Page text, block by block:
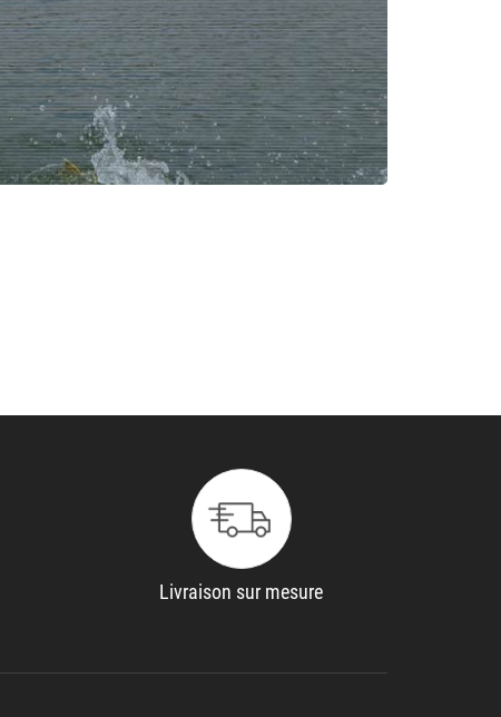
Livraison sur mesure